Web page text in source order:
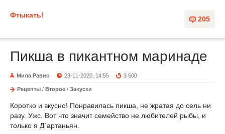
205
Фтыкать!
Пикша в пикантном маринаде
Мила Равно 23-11-2020, 14:55 3 500
Рецепты / Второе / Закуски
Коротко и вкусно! Понравилась пикша, не жратая до сель ни
разу. Ужс. Вот что значит семейство не любителей рыбы, и
только я Д`артаньян.